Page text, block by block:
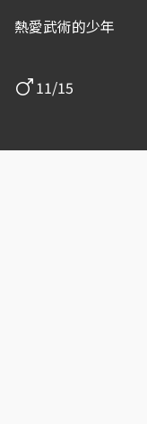
熱愛武術的少年
11/15